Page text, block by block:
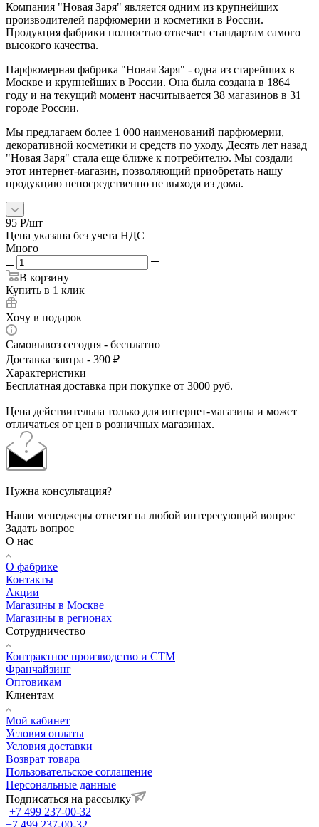
Компания "Новая Заря" является одним из крупнейших
производителей парфюмерии и косметики в России.
Продукция фабрики полностью отвечает стандартам самого
высокого качества.
Парфюмерная фабрика "Новая Заря" - одна из старейших в
Москве и крупнейших в России. Она была создана в 1864
году и на текущий момент насчитывается 38 магазинов в 31
городе России.
Мы предлагаем более 1 000 наименований парфюмерии,
декоративной косметики и средств по уходу. Десять лет назад
"Новая Заря" стала еще ближе к потребителю. Мы создали
этот интернет-магазин, позволяющий приобретать нашу
продукцию непосредственно не выходя из дома.
95 Р/шт
Цена указана без учета НДС
Много
В корзину
Купить в 1 клик
Хочу в подарок
Самовывоз сегодня - бесплатно
Доставка завтра - 390 ₽
Характеристики
Бесплатная доставка при покупке от 3000 руб.
Цена действительна только для интернет-магазина и может
отличаться от цен в розничных магазинах.
Нужна консультация?
Наши менеджеры ответят на любой интересующий вопрос
Задать вопрос
О нас
О фабрике
Контакты
Акции
Магазины в Москве
Магазины в регионах
Сотрудничество
Контрактное производство и СТМ
Франчайзинг
Оптовикам
Клиентам
Мой кабинет
Условия оплаты
Условия доставки
Возврат товара
Пользовательское соглашение
Персональные данные
Подписаться на рассылку
+7 499 237-00-32